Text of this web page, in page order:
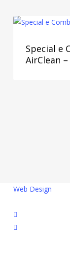
Special e
AirClean –
Web Design
facebook
linkedin